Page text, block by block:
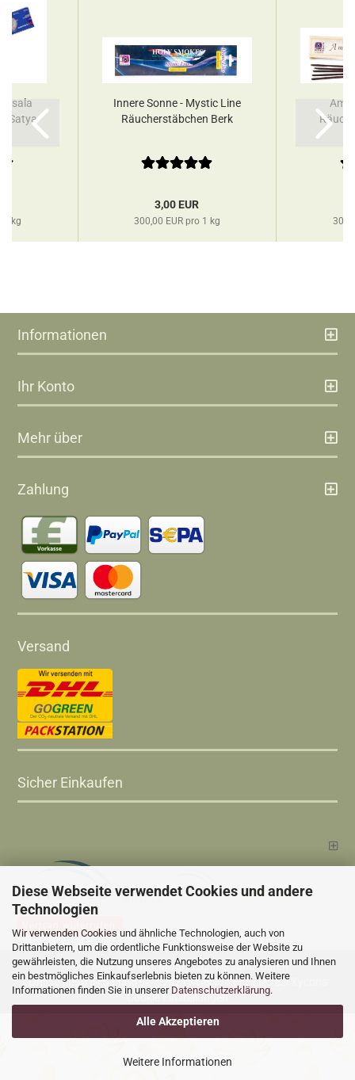
Diese Webseite verwendet Cookies und andere
Technologien
Wir verwenden Cookies und ähnliche Technologien, auch von
Drittanbietern, um die ordentliche Funktionsweise der Website zu
gewährleisten, die Nutzung unseres Angebotes zu analysieren und Ihnen
ein bestmögliches Einkaufserlebnis bieten zu können. Weitere
Informationen finden Sie in unserer Datenschutzerklärung.
Alle Akzeptieren
Weitere Informationen
Satya
1 kg
Innere Sonne - Mystic Line
Räucherstäbchen Berk
3,00 EUR
300,00 EUR pro 1 kg
Informationen
Ihr Konto
Mehr über
Zahlung
Versand
Sicher Einkaufen
Alle Preise sind inkl. MwSt., zzgl.Versandkosten
Online Shopby Gambio.de © 2025 Gambio Templates bei
Cookie Einstellungen